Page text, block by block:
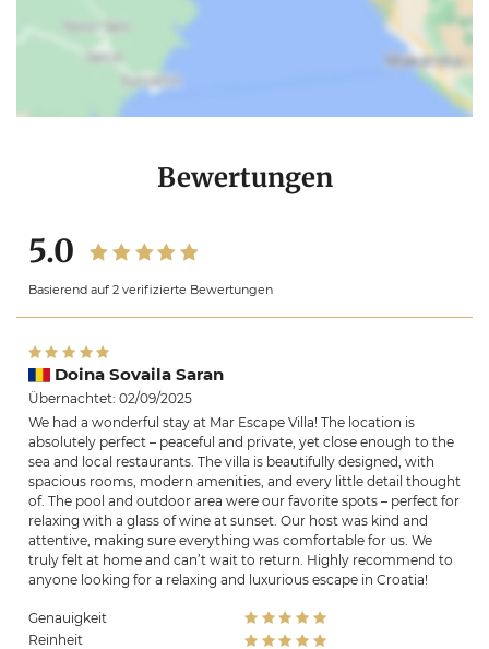
Bewertungen
5.0
Basierend auf 2 verifizierte Bewertungen
Doina Sovaila Saran
Übernachtet: 02/09/2025
We had a wonderful stay at Mar Escape Villa! The location is
absolutely perfect – peaceful and private, yet close enough to the
sea and local restaurants. The villa is beautifully designed, with
spacious rooms, modern amenities, and every little detail thought
of. The pool and outdoor area were our favorite spots – perfect for
relaxing with a glass of wine at sunset. Our host was kind and
attentive, making sure everything was comfortable for us. We
truly felt at home and can’t wait to return. Highly recommend to
anyone looking for a relaxing and luxurious escape in Croatia!
Genauigkeit
Reinheit